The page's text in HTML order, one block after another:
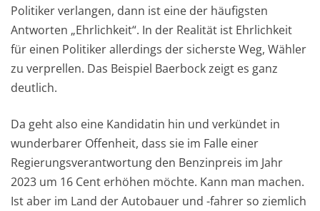
Politiker verlangen, dann ist eine der häufigsten
Antworten „Ehrlichkeit“. In der Realität ist Ehrlichkeit
für einen Politiker allerdings der sicherste Weg, Wähler
zu verprellen. Das Beispiel Baerbock zeigt es ganz
deutlich.
Da geht also eine Kandidatin hin und verkündet in
wunderbarer Offenheit, dass sie im Falle einer
Regierungsverantwortung den Benzinpreis im Jahr
2023 um 16 Cent erhöhen möchte. Kann man machen.
Ist aber im Land der Autobauer und -fahrer so ziemlich